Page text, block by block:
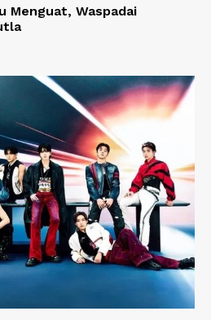
Menguat, Waspadai